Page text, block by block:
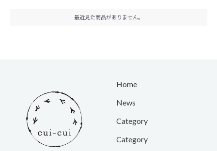
最近見た商品がありません。
Home
News
Category
Category